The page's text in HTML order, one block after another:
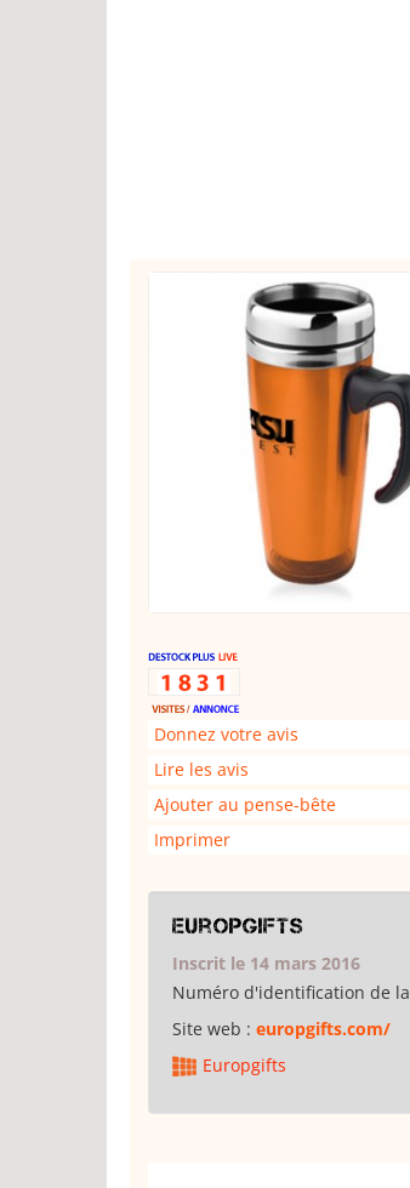
Donnez votre avis
Lire les avis
Ajouter au pense-bête
Imprimer
Europgifts
Inscrit le 14 mars 2016
Numéro d'identification de
Site web : europgifts.com/
Europgifts